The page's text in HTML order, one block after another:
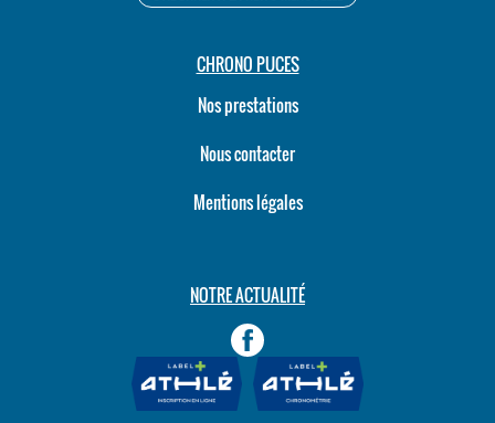
CHRONO PUCES
Nos prestations
Nous contacter
Mentions légales
NOTRE ACTUALITÉ